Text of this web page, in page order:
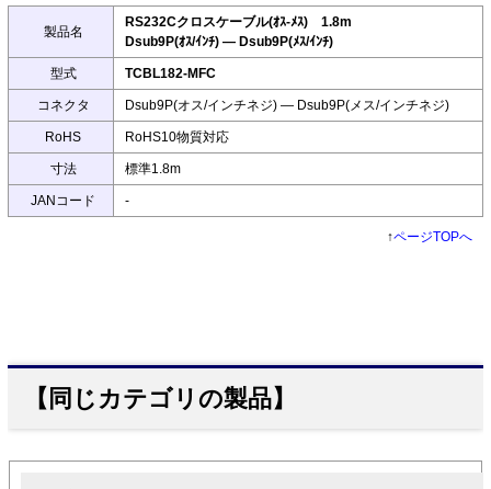
製品名
RS232Cクロスケーブル(ｵｽ-ﾒｽ) 1.8m
Dsub9P(ｵｽ/ｲﾝﾁ) ― Dsub9P(ﾒｽ/ｲﾝﾁ)
型式 TCBL182-MFC
コネクタ Dsub9P(オス/インチネジ) ― Dsub9P(メス/インチネジ)
RoHS RoHS10物質対応
寸法 標準1.8m
JANコード -
↑ページTOPへ
【同じカテゴリの製品】